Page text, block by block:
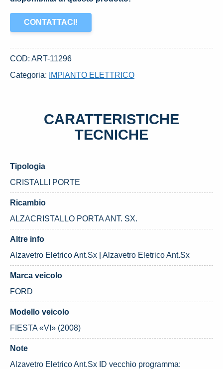
CONTATTACI!
COD: ART-11296
Categoria:
IMPIANTO ELETTRICO
CARATTERISTICHE
TECNICHE
Tipologia
CRISTALLI PORTE
Ricambio
ALZACRISTALLO PORTA ANT. SX.
Altre info
Alzavetro Eletrico Ant.Sx | Alzavetro Eletrico Ant.Sx
Marca veicolo
FORD
Modello veicolo
FIESTA «VI» (2008)
Note
Alzavetro Eletrico Ant.Sx ID vecchio programma: